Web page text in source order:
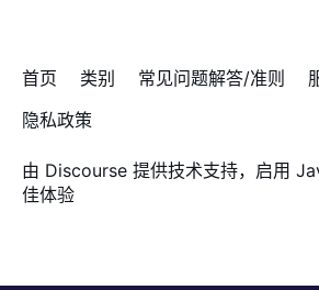
首页 类别 常见问题解答/准则
隐私政策
由 Discourse 提供技术支持，启用
佳体验